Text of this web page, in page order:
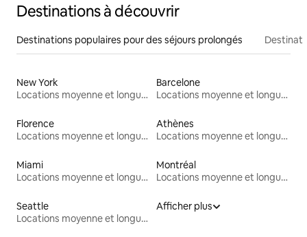
Destinations à découvrir
Destinations populaires pour des séjours prolongés
New York
Locations moyenne et longue durée
Barcelone
Locations moyenne et longue durée
Florence
Locations moyenne et longue durée
Athènes
Locations moyenne et longue durée
Miami
Locations moyenne et longue durée
Montréal
Locations moyenne et longue durée
Seattle
Locations moyenne et longue durée
Afficher plus